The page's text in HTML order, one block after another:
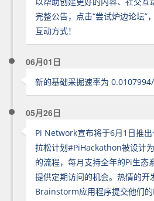
完整公告，点击“尝试炉边论坛”
互动方式！
06月01日
新的基础采掘速率为
05月26日
Pi Network宣布将于6月1日推
拉松计划#PiHackathon被设计
的流程，每月支持全年的Pi生态
提供定期访问的机会。热情的
Brainstorm应用程序提交他们